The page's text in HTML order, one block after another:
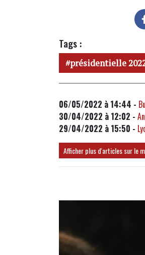
Tags :
présidentielle
06/05/2022 à 14:44 -
30/04/2022 à 12:02 -
29/04/2022 à 15:50 -
Afficher plus d'articles sur le